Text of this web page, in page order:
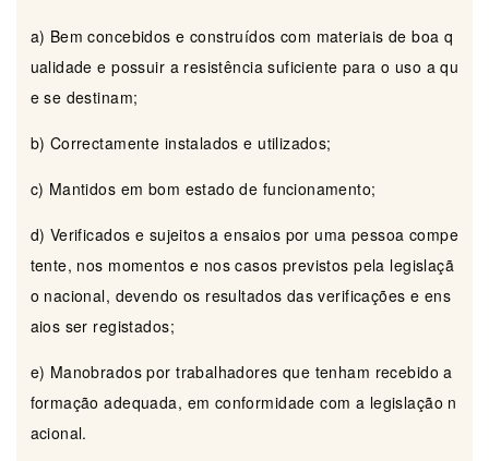
a) Bem concebidos e construídos com materiais de boa q
ualidade e possuir a resistência suficiente para o uso a qu
e se destinam;
b) Correctamente instalados e utilizados;
c) Mantidos em bom estado de funcionamento;
d) Verificados e sujeitos a ensaios por uma pessoa compe
tente, nos momentos e nos casos previstos pela legislaçã
o nacional, devendo os resultados das verificações e ens
aios ser registados;
e) Manobrados por trabalhadores que tenham recebido a
formação adequada, em conformidade com a legislação n
acional.